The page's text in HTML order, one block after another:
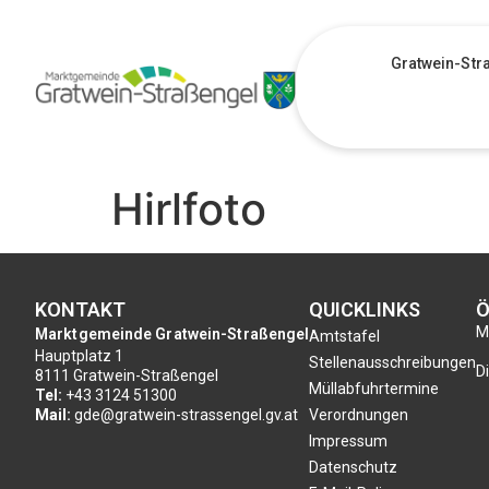
Gratwein-
Hirlfoto
KONTAKT
Marktgemeinde Gratwein-Straßengel
Hauptplatz 1
8111 Gratwein-Straßengel
Tel: +43 3124 51300
Mail: gde@gratwein-strassengel.gv.at
QUICKLINKS
Amtstafel
Stellenausschreibungen
Müllabfuhrtermine
Verordnungen
Impressum
Datenschutz